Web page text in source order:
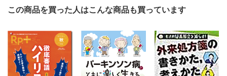
貴）
■褥瘡コンサル虎の巻 ～褥瘡の発生要因を考える～
予測される褥瘡発生とその対応（溝神 文博）
■薬剤師にもできる! 将来幸せに働くための投資講座 第4回
どんな薬剤師にもできる投資の基本的戦略とはじめの一歩（桑
原 秀徳）
この商品を買った人はこんな商品も買っています